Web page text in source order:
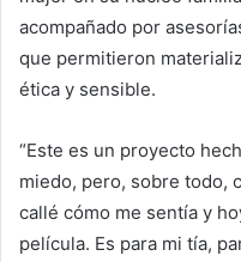
acompañado por
que permitieron
ética y sensible.
“Este es un proyecto
miedo, pero, sobre todo,
callé cómo me sentía y
película. Es para mi tía,